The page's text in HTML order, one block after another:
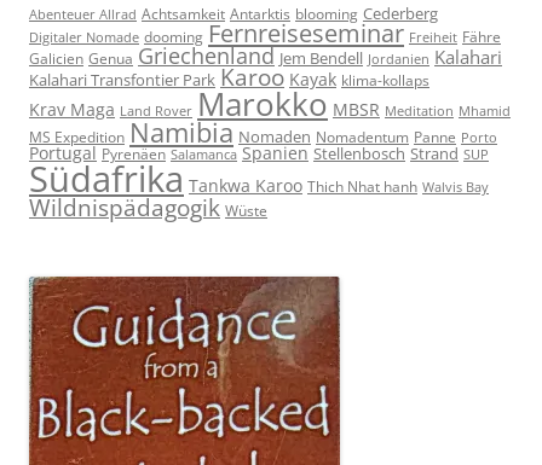
Abenteuer Allrad Achtsamkeit Antarktis blooming Cederberg
Digitaler Nomade dooming Fernreiseseminar Freiheit Fähre
Galicien Genua Griechenland Jem Bendell Jordanien Kalahari
Kalahari Transfontier Park Karoo Kayak klima-kollaps
Krav Maga Land Rover Marokko MBSR Meditation Mhamid
MS Expedition Namibia Nomaden Nomadentum Panne Porto
Portugal Pyrenäen Salamanca Spanien Stellenbosch Strand SUP
Südafrika Tankwa Karoo Thich Nhat hanh Walvis Bay
Wildnispädagogik Wüste